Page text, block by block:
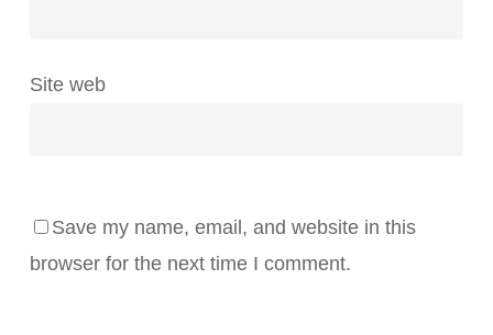
Site web
Save my name, email, and website in this
browser for the next time I comment.